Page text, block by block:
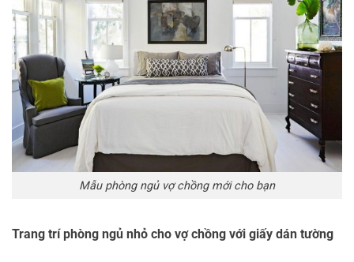
Mẫu phòng ngủ vợ chồng mới cho bạn
Trang trí phòng ngủ nhỏ cho vợ chồng với giấy dán tường